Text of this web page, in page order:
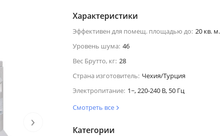
›
Характеристики
Эффективен для помещ. площадью до: 20 кв. м.
Уровень шума: 46
Вес Брутто, кг: 28
Страна изготовитель: Чехия/Турция
Электропитание: 1~, 220-240 В, 50 Гц
Смотреть все
Категории